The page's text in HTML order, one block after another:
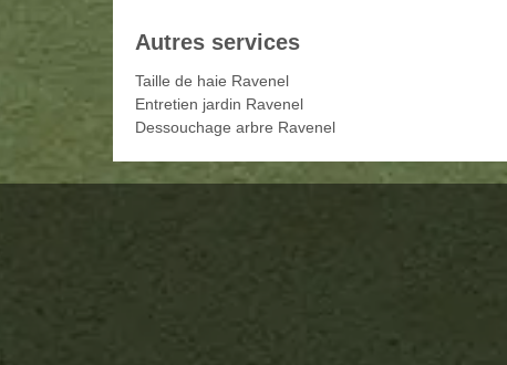
Autres services
Taille de haie Ravenel
Entretien jardin Ravenel
Dessouchage arbre Ravenel